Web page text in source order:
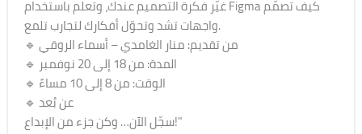
غيّر فكرة التصميم عندك، وتعلّم باستخدام Figma كيف تصمّم
واجهات تشد وتحوّل أفكارك لتجارب تلمع.
🔹 من تقديم: منار الغامدي – أسماء الروقي
🔹 المدة: من 18 إلى 20 نوفمبر
🔹 الوقت: من 8 إلى 10 مساءً
🔹 عن بُعد
سجّل الآن… وكن جزء من الإبداع!"